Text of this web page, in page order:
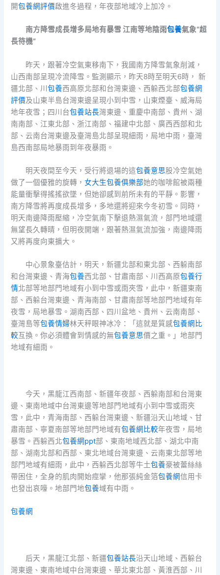
開包養網評價啟進冬過程，年夜部地域冷上加冷。
南方降雪成長增多局地有暴雪 江南等地陰雨包養氣象“超
長待機”
昨天，跟著冷空氣東移南下，我國南方降雪氣象削減，
山西南部呈現冷流降雪。監測顯示，昨天8時至明天6時， 新
疆北部、川包養西高原北部和台灣東邊、西躲西北部包養網
評價及山東半島台灣東邊呈現小到中雪，山東煙臺、威海局
地年夜雪；四川台包養站長灣東邊、重慶中南部、貴州、湖
南南部、江東北部、浙江南部、福建中北部、廣西西部和北
部、云南台灣東邊及臺灣島北部呈現細雨，局地中雨，臺灣
島西南部局地暴雨到年夜暴雨。
明天夜間至今天，受行將退場的這包養意思股冷空氣她
做了一個優雅的旋轉，女大生包養俱樂部她的咖啡館被兩種
能量衝擊得搖搖欲墜，但她卻感到前所未有的平靜。影響，
南方降雪將再度成長增多，多地還將迎來今冬初雪。同時，
明天南邊降雨壓縮，冷空氣南下擊退熱濕氣流，部門地域還
無望長久轉晴，但明夜開端，跟著熱濕氣流加強，南邊降雨
又將再度向東擴大。
中心景象臺估計，明天，新疆北部和東北部、西躲南部
和台灣東邊、青海包養西北部、甘肅南部、川西高原包養行
情北部等地部門地域有小到中雪或雨夾雪，此中，新疆東南
部、西躲台灣東邊、青海南部、甘肅南部等地部門地域有年
夜雪，局地暴雪。湖南西部、四川盆地、貴州、云南南部、
臺灣島等包養情婦林天秤眼神冰冷：「這就是質感包養網比
較互換。你必須體會到情感的無包養意思價之重。」地部門
地域有細雨。
今天，黑龍江西南部、新疆年夜部、西躲南部和台灣東
邊、東南地域中台灣東邊等地部門地域有小到中雪或雨夾
雪，此中，青海南部、西躲台灣東邊、新疆沿天山地域、甘
肅南部、寧夏南部等地部門地域有包養網比較年夜雪，局地
暴雪。西躲西北包養網ppt部、東南地域西北部、湖北中南
部、湖南北部和西部、東北地域台灣東邊、云南東北部等地
部門地域有細雨，此中，西躲西北部等牛土包養豪被蕾絲絲
帶困住，全身的肌肉開始痙攣，他那張純金箔包養網信用卡
也發出哀嚎。地部門地包養域有中雨。
包養網
后天，黑龍江北部、新疆包養站長沿天山地域、西躲台
灣東邊、東南地域中台灣東邊、華北東北部、黃淮西部、川